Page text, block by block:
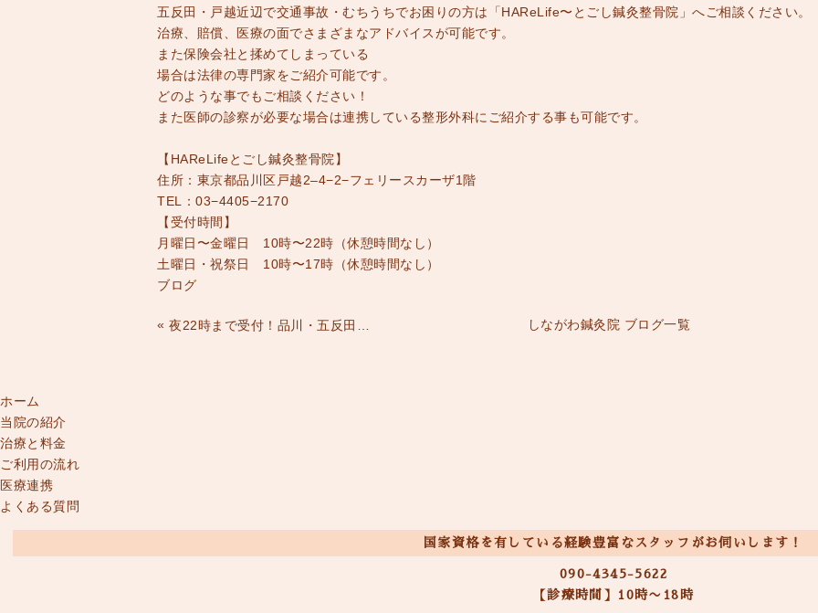
五反田・戸越近辺で交通事故・むちうちでお困りの方は「HAReLife〜とごし鍼灸整骨院」へご相談ください。
治療、賠償、医療の面でさまざまなアドバイスが可能です。
また保険会社と揉めてしまっている
場合は法律の専門家をご紹介可能です。
どのような事でもご相談ください！
また医師の診察が必要な場合は連携している整形外科にご紹介する事も可能です。
【HAReLifeとごし鍼灸整骨院】
住所：東京都品川区戸越2–4−2−フェリースカーザ1階
TEL：03−4405−2170
【受付時間】
月曜日〜金曜日 10時〜22時（休憩時間なし）
土曜日・祝祭日 10時〜17時（休憩時間なし）
ブログ
« しながわ鍼灸院 ブログ一覧
ホーム
当院の紹介
治療と料金
ご利用の流れ
医療連携
よくある質問
国家資格を有している経験豊富なスタッフがお伺いします！
090-4345-5622
【診療時間】10時〜18時